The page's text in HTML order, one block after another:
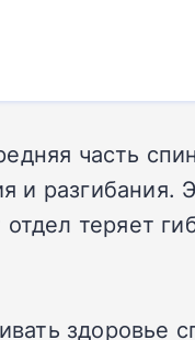
часть
и
теряет
здоровье